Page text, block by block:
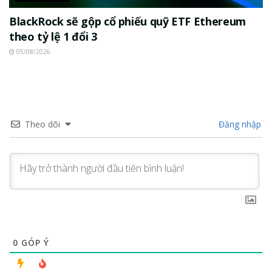
BlackRock sẽ gộp cổ phiếu quỹ ETF Ethereum
theo tỷ lệ 1 đổi 3
05/08/2026
Theo dõi Đăng nhập
0 GÓP Ý